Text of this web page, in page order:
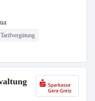
Tarifvergütung